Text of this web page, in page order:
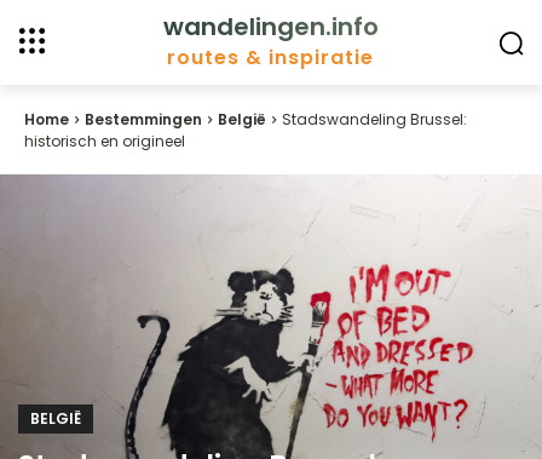
wandelingen.info
routes & inspiratie
Home Bestemmingen België
Stadswandeling Brussel:
historisch en origineel
BELGIË